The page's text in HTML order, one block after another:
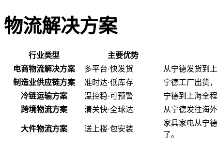
物流解决方案
行业类型
主要优势
电商物流解决方案
多平台·快发货
从宁德发货到
制造业供应链方案
准时达·低库存
宁德工厂出货
冷链运输方案
温控稳·可预警
宁德到上海全
跨境物流方案
清关快·全球达 从宁德发往海
大件物流方案 送上楼·包安装
家具家电从宁
了。